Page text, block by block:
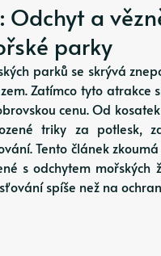
Odchyt a
parky
parků se skrývá
Zatímco tyto
cenu. Od
triky za potlesk,
Tento článek
s odchytem
spíše než na